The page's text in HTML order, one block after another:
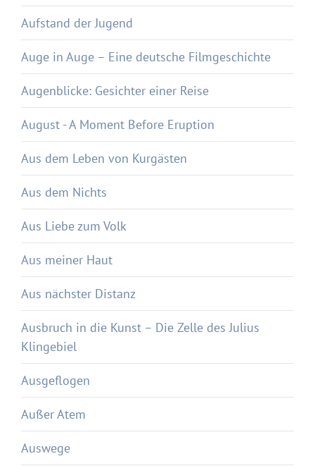
Aufstand der Jugend
Auge in Auge – Eine deutsche Filmgeschichte
Augenblicke: Gesichter einer Reise
August - A Moment Before Eruption
Aus dem Leben von Kurgästen
Aus dem Nichts
Aus Liebe zum Volk
Aus meiner Haut
Aus nächster Distanz
Ausbruch in die Kunst – Die Zelle des Julius
Klingebiel
Ausgeflogen
Außer Atem
Auswege